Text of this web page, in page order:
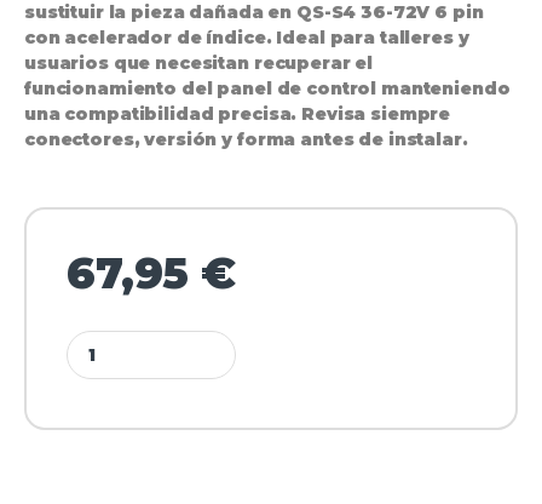
sustituir la pieza dañada en QS-S4 36-72V 6 pin
con acelerador de índice. Ideal para talleres y
usuarios que necesitan recuperar el
funcionamiento del panel de control manteniendo
una compatibilidad precisa. Revisa siempre
conectores, versión y forma antes de instalar.
67,95 €